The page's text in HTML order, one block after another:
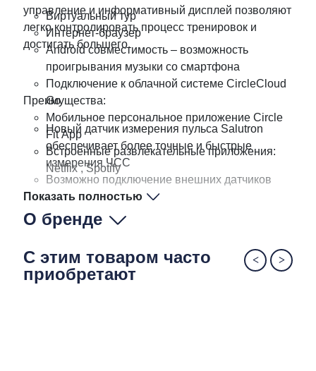
управление и информативный дисплей позволяют
легко контролировать процесс тренировок и
достигать большего.
Виртуальный тур
Интернет-браузер
Android совместимость – возможность
проигрывания музыки со смартфона
Подключение к облачной системе CircleCloud
Go
Мобильное персональное приложение Circle
Fit App
Встроенные развлекательные приложения:
Netflix , Spotify
Преимущества:
Новый датчик измерения пульса Salutron
обеспечивает более точные и быстрые
измерения ЧСС
Возможно подключение внешних датчиков
ЧСС
Тренажер имеет 25 уровней сопротивления и
подходит не только для поддержания и
программ реабилитации
Процессор эллиптического тренажера
Показать полностью
О бренде
С этим товаром часто
приобретают